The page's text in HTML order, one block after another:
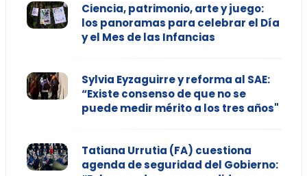
Ciencia, patrimonio, arte y juego:
los panoramas para celebrar el Día
y el Mes de las Infancias
Sylvia Eyzaguirre y reforma al SAE:
“Existe consenso de que no se
puede medir mérito a los tres años"
Tatiana Urrutia (FA) cuestiona
agenda de seguridad del Gobierno: